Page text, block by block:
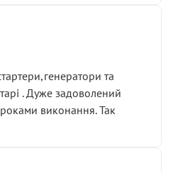
та
. Дуже задоволений
виконання. Так